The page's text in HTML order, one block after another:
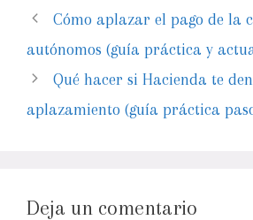
Cómo aplazar el pago de la
autónomos (guía práctica y
Qué hacer si Hacienda te
aplazamiento (guía práctica
Deja un comentario